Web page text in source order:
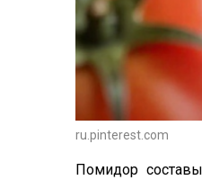
ru.pinterest.com
Помидор